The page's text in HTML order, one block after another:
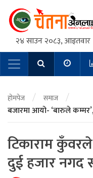
२४ साउन २०८३, आइतवार
Main
होमपेज / समाज /
बजारमा आयो- ‘बारुले
टिकाराम
दुई हजार नगद